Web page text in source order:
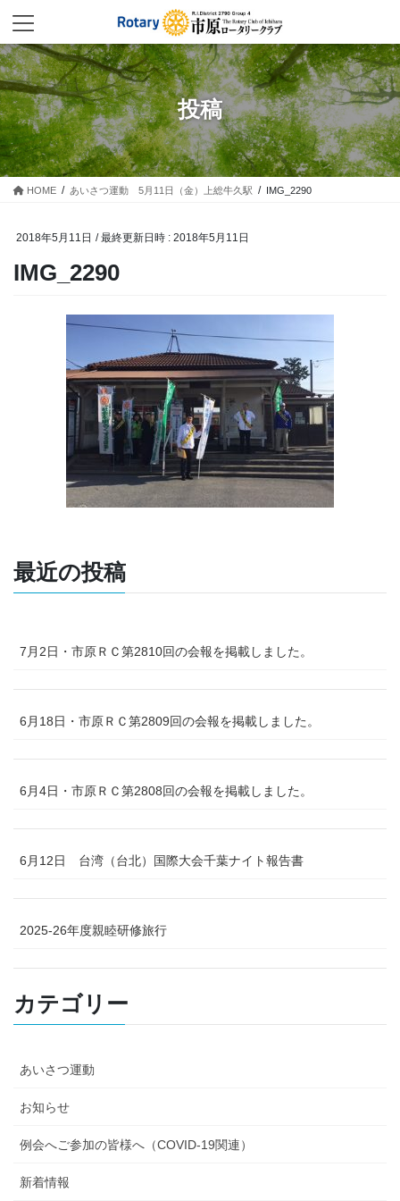
テ
ン
ツ
へ
ス
キ
ッ
プ
ゲ
ー
シ
ョ
ン
に
移
動
投稿
HOME あいさつ運動 5月11日（金）上総牛久駅 IMG_2290
2018年5月11日 / 最終更新日時 : 2018年5月11日
IMG_2290
最近の投稿
7月2日・市原ＲＣ第2810回の会報を掲載しました。
6月18日・市原ＲＣ第2809回の会報を掲載しました。
6月4日・市原ＲＣ第2808回の会報を掲載しました。
6月12日 台湾（台北）国際大会千葉ナイト報告書
2025-26年度親睦研修旅行
カテゴリー
あいさつ運動
お知らせ
例会へご参加の皆様へ（COVID-19関連）
新着情報